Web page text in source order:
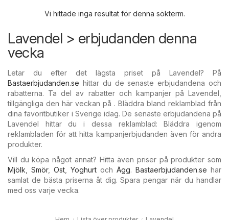
Vi hittade inga resultat för denna sökterm.
Lavendel > erbjudanden denna
vecka
Letar du efter det lägsta priset på Lavendel? På
Bastaerbjudanden.se hittar du de senaste erbjudandena och
rabatterna. Ta del av rabatter och kampanjer på Lavendel,
tillgängliga den här veckan på . Bläddra bland reklamblad från
dina favoritbutiker i Sverige idag. De senaste erbjudandena på
Lavendel hittar du i dessa reklamblad: Bläddra igenom
reklambladen för att hitta kampanjerbjudanden även för andra
produkter.
Vill du köpa något annat? Hitta även priser på produkter som
Mjölk
Smör, Ost Yoghurt och Ägg. Bastaerbjudanden.se har
samlat de bästa priserna åt dig. Spara pengar när du handlar
med oss varje vecka.